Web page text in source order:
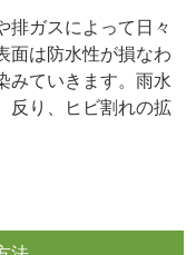
排ガスによって日々
面は防水性が損なわ
みていきます。雨水
反り、ヒビ割れの拡